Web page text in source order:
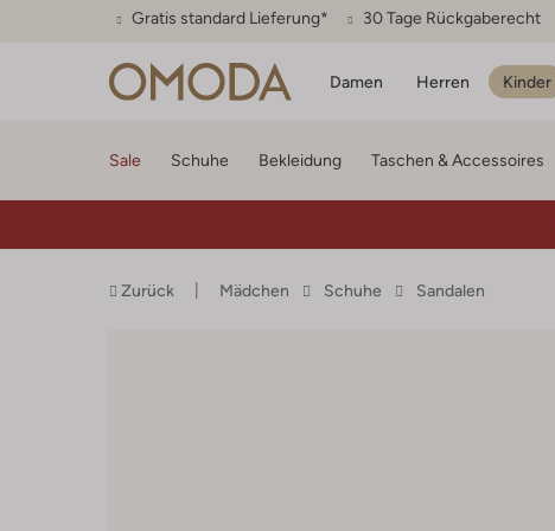
Gratis standard Lieferung* 30 Tage Rückgaberecht
Damen Herren Kinder
Sale Schuhe Bekleidung Taschen & Accessoires
Zurück Mädchen Schuhe Sandalen